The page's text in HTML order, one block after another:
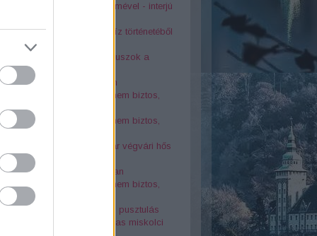
os sortűz egy katona szemével - interjú
az 1878-as nagy árvíz történetéből
kút a város szívében
balesetek Lillafüreden - buszok a
kolostor a Bükk rejtekében
érdekesség, amit nem biztos,
tudtál Miskolcról - 2. rész
érdekesség, amit nem biztos,
Péter az elfeledett magyar végvári hős
szikla legendája
Seuso-kincs nyomában
érdekesség, amit nem biztos,
Miskolcról - 4. rész
és két óra között a halál és pusztulás
megérkezett" - az 1878-as miskolci